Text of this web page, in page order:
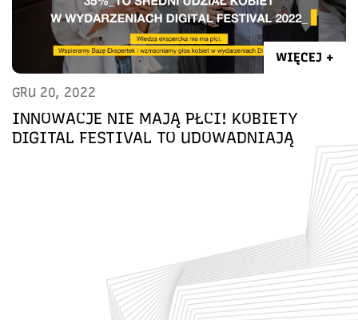
WIĘCEJ +
GRU 20, 2022
INNOWACJE NIE MAJĄ PŁCI! KOBIETY
DIGITAL FESTIVAL TO UDOWADNIAJĄ